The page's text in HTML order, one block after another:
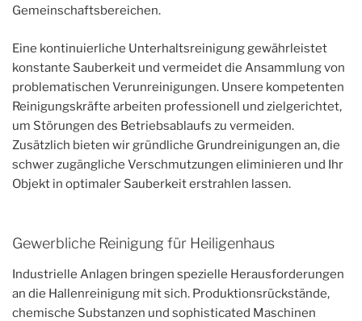
Gemeinschaftsbereichen.
Eine kontinuierliche Unterhaltsreinigung gewährleistet
konstante Sauberkeit und vermeidet die Ansammlung von
problematischen Verunreinigungen. Unsere kompetenten
Reinigungskräfte arbeiten professionell und zielgerichtet,
um Störungen des Betriebsablaufs zu vermeiden.
Zusätzlich bieten wir gründliche Grundreinigungen an, die
schwer zugängliche Verschmutzungen eliminieren und Ihr
Objekt in optimaler Sauberkeit erstrahlen lassen.
Gewerbliche Reinigung für Heiligenhaus
Industrielle Anlagen bringen spezielle Herausforderungen
an die Hallenreinigung mit sich. Produktionsrückstände,
chemische Substanzen und sophisticated Maschinen